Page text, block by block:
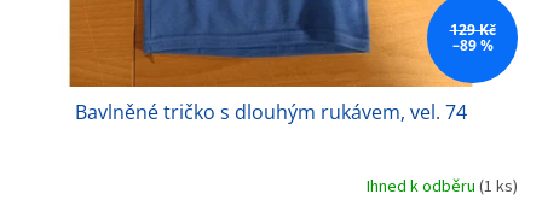
129 Kč
–89 %
Bavlněné tričko s dlouhým rukávem, vel. 74
Ihned k odběru (1 ks)